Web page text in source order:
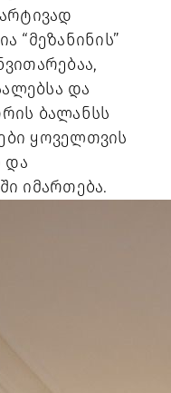
“მეზანინის”
და
ბალანსს
ყოველთვის
და
იმართება.